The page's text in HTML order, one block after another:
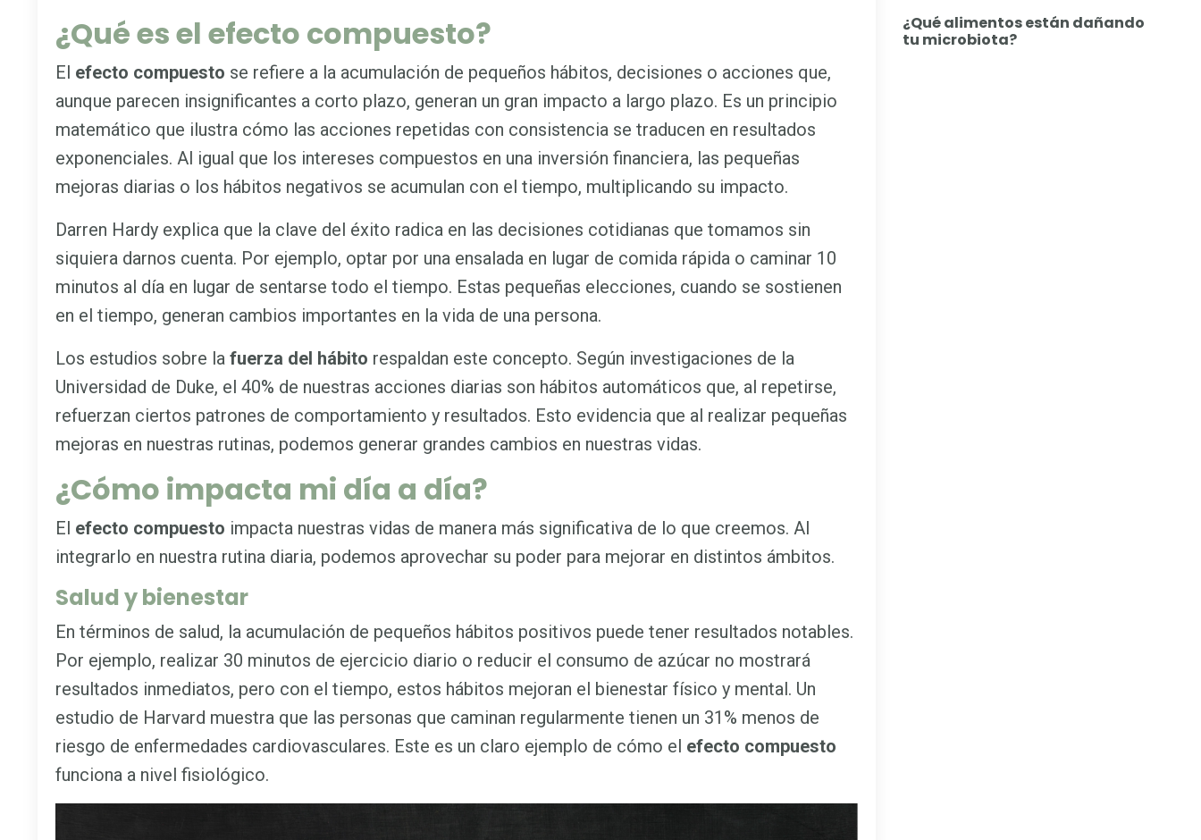
¿Qué es el efecto compuesto?
El efecto compuesto se refiere a la acumulación de pequeños hábitos, decisiones o acciones que,
aunque parecen insignificantes a corto plazo, generan un gran impacto a largo plazo. Es un principio
matemático que ilustra cómo las acciones repetidas con consistencia se traducen en resultados
exponenciales. Al igual que los intereses compuestos en una inversión financiera, las pequeñas
mejoras diarias o los hábitos negativos se acumulan con el tiempo, multiplicando su impacto.
Darren Hardy explica que la clave del éxito radica en las decisiones cotidianas que tomamos sin
siquiera darnos cuenta. Por ejemplo, optar por una ensalada en lugar de comida rápida o caminar 10
minutos al día en lugar de sentarse todo el tiempo. Estas pequeñas elecciones, cuando se sostienen
en el tiempo, generan cambios importantes en la vida de una persona.
Los estudios sobre la fuerza del hábito respaldan este concepto. Según investigaciones de la
Universidad de Duke, el 40% de nuestras acciones diarias son hábitos automáticos que, al repetirse,
refuerzan ciertos patrones de comportamiento y resultados. Esto evidencia que al realizar pequeñas
mejoras en nuestras rutinas, podemos generar grandes cambios en nuestras vidas.
¿Cómo impacta mi día a día?
El efecto compuesto impacta nuestras vidas de manera más significativa de lo que creemos. Al
integrarlo en nuestra rutina diaria, podemos aprovechar su poder para mejorar en distintos ámbitos.
Salud y bienestar
En términos de salud, la acumulación de pequeños hábitos positivos puede tener resultados notables.
Por ejemplo, realizar 30 minutos de ejercicio diario o reducir el consumo de azúcar no mostrará
resultados inmediatos, pero con el tiempo, estos hábitos mejoran el bienestar físico y mental. Un
estudio de Harvard muestra que las personas que caminan regularmente tienen un 31% menos de
riesgo de enfermedades cardiovasculares. Este es un claro ejemplo de cómo el efecto compuesto
funciona a nivel fisiológico.
¿Qué alimentos están dañando
tu microbiota?